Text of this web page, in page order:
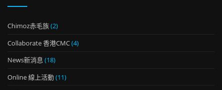
Chimoz赤毛族(2)
Collaborate 香港CMC(4)
News新消息 (18)
Online 線上活動(11)